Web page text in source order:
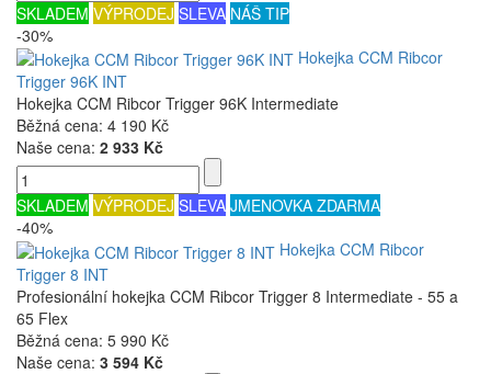
SKLADEM VÝPRODEJ SLEVA NÁŠ TIP
-30%
Hokejka CCM Ribcor
Trigger 96K INT
Hokejka CCM Ribcor Trigger 96K Intermediate
Běžná cena: 4 190 Kč
Naše cena: 2 933 Kč
SKLADEM VÝPRODEJ SLEVA JMENOVKA ZDARMA
-40%
Hokejka CCM Ribcor
Trigger 8 INT
Profesionální hokejka CCM Ribcor Trigger 8 Intermediate - 55 a
65 Flex
Běžná cena: 5 990 Kč
Naše cena: 3 594 Kč